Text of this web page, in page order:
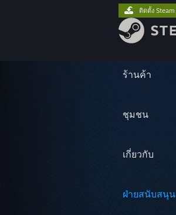
ร้านค้า
ชุมชน
เกี่ยวกับ
ฝ่ายสนับสนุน
ติดตั้ง Steam